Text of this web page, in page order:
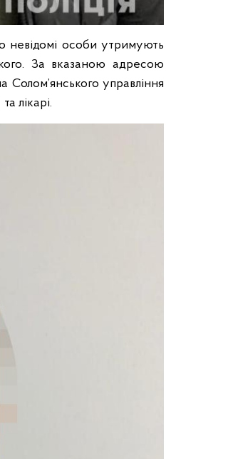
невідомі особи утримують
За вказаною адресою
Солом’янського управління
лікарі.